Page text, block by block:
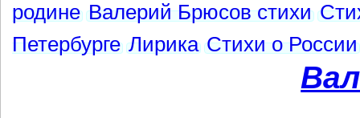
родине Валерий Брюсов стихи
Петербурге Лирика Стихи о России